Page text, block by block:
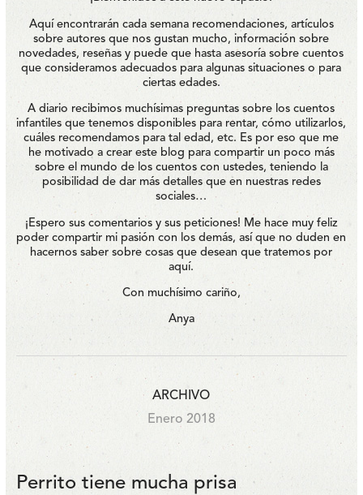
Aquí encontrarán cada semana recomendaciones, artículos
sobre autores que nos gustan mucho, información sobre
novedades, reseñas y puede que hasta asesoría sobre cuentos
que consideramos adecuados para algunas situaciones o para
ciertas edades.
A diario recibimos muchísimas preguntas sobre los cuentos
infantiles que tenemos disponibles para rentar, cómo utilizarlos,
cuáles recomendamos para tal edad, etc. Es por eso que me
he motivado a crear este blog para compartir un poco más
sobre el mundo de los cuentos con ustedes, teniendo la
posibilidad de dar más detalles que en nuestras redes
sociales…
¡Espero sus comentarios y sus peticiones! Me hace muy feliz
poder compartir mi pasión con los demás, así que no duden en
hacernos saber sobre cosas que desean que tratemos por
aquí.
Con muchísimo cariño,
Anya
ARCHIVO
Enero 2018
Perrito tiene mucha prisa